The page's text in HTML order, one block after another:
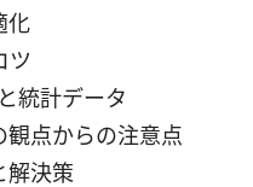
化
ツ
統計データ
観点からの注意点
解決策